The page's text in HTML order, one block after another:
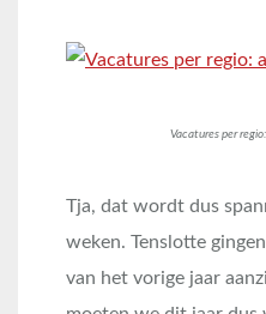
Vacatures per
Tja, dat wordt dus
weken. Tenslotte
van het vorige jaar